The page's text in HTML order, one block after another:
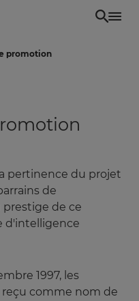
promotion
pertinence du projet
de
de ce
d'intelligence
1997, les
comme nom de